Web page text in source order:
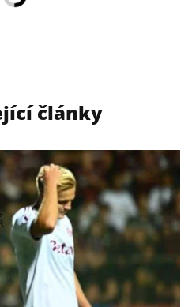
články